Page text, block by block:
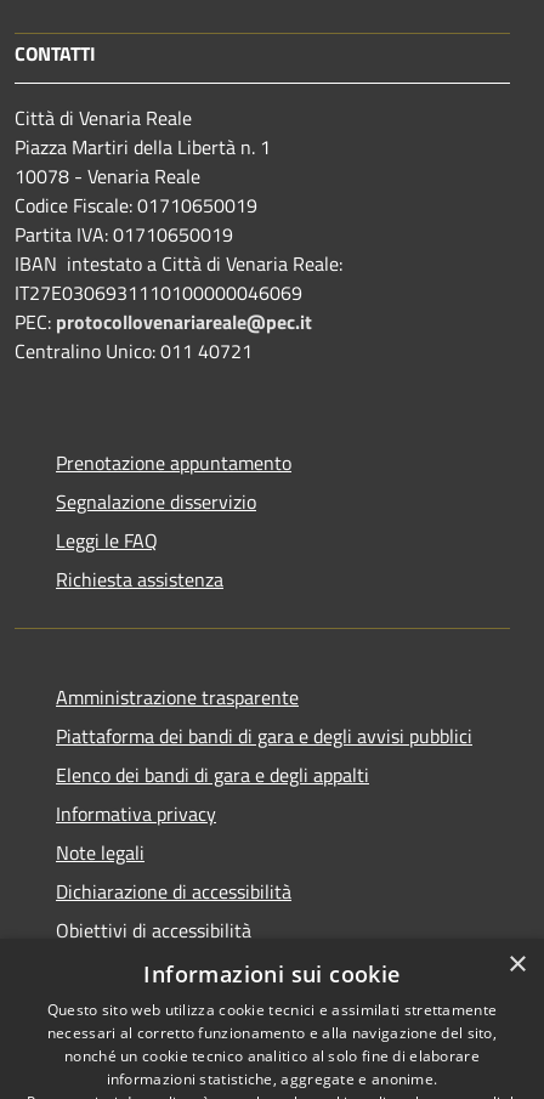
CONTATTI
Città di Venaria Reale
Piazza Martiri della Libertà n. 1
10078 - Venaria Reale
Codice Fiscale: 01710650019
Partita IVA: 01710650019
IBAN intestato a Città di Venaria Reale:
IT27E0306931110100000046069
PEC: protocollovenariareale@pec.it
Centralino Unico: 011 40721
Prenotazione appuntamento
Segnalazione disservizio
Leggi le FAQ
Richiesta assistenza
Amministrazione trasparente
Piattaforma dei bandi di gara e degli avvisi pubblici
Elenco dei bandi di gara e degli appalti
Informativa privacy
Note legali
Dichiarazione di accessibilità
Obiettivi di accessibilità
Accessibilità
×
Informazioni sui cookie
Questo sito web utilizza cookie tecnici e assimilati strettamente
necessari al corretto funzionamento e alla navigazione del sito,
nonché un cookie tecnico analitico al solo fine di elaborare
informazioni statistiche, aggregate e anonime.